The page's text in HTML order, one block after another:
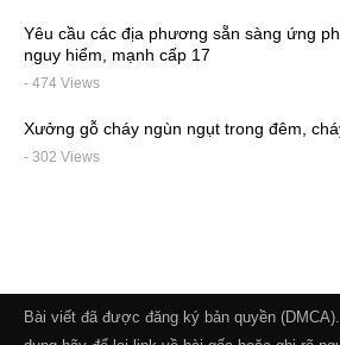
Yêu cầu các địa phương sẵn sàng ứng
nguy hiểm, mạnh cấp 17
- 474 Views
Xưởng gỗ cháy ngùn ngụt trong đêm,
- 302 Views
Bài viết đã được đăng ký bản quyền